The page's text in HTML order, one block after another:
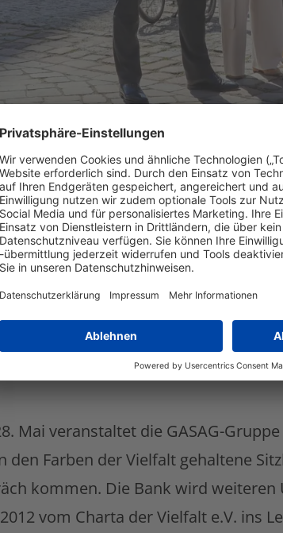
und jede trägt mit ihrer, seiner Einzigartigkeit
der GASAG Matthias
werden. Die dafür notwendige
werden die gemeinsam
Diversifikation eine Haltung, die
Mai veranstaltet die GASAG-
den Farben der Vielfalt gehaltene
kommen. Die Bank wird
vom Charta der Vielfalt e.V. ins